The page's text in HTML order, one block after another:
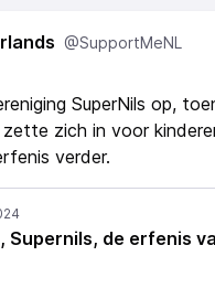
@SupportMeNL
SuperNils op,
zette zich in voor
verder.
Supernils, de erfenis